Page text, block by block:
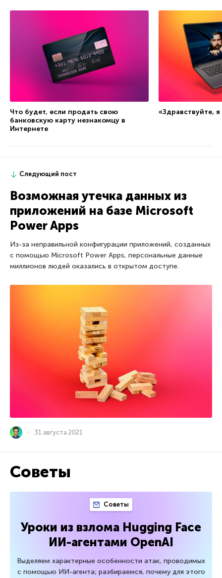
Что будет, если продать свою
банковскую карту незнакомцу в
Интернете
«Здравствуйте,
Следующий пост
Возможная утечка данных из
приложений на базе Microsoft
Power Apps
Из-за неправильной конфигурации приложений, созданных
с помощью Microsoft Power Apps, персональные данные
миллионов людей оказались в открытом доступе.
31 августа 2021
Советы
Советы
Уроки из взлома Hugging Face
ИИ-агентами OpenAI
Выделяем характерные особенности атак, проводимых
с помощью ИИ-агента; разбираемся, почему для этого